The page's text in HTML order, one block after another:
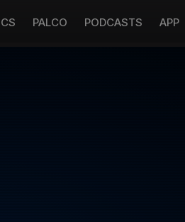
PALCO PODCASTS APP